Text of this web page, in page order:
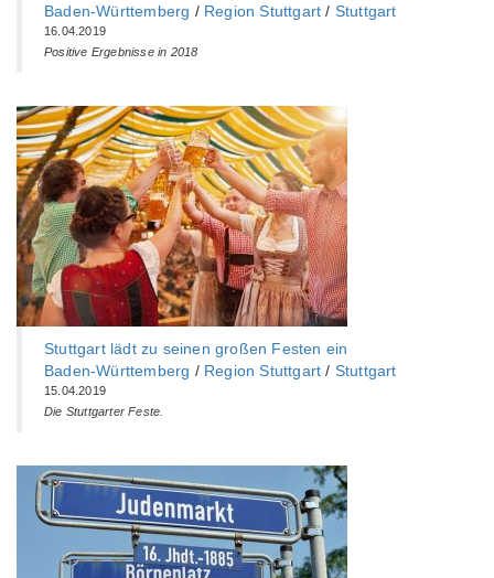
Baden-Württemberg‎ / Region Stuttgart / Stuttgart
16.04.2019
Positive Ergebnisse in 2018
Stuttgart lädt zu seinen großen Festen ein
Baden-Württemberg‎ / Region Stuttgart / Stuttgart
15.04.2019
Die Stuttgarter Feste.